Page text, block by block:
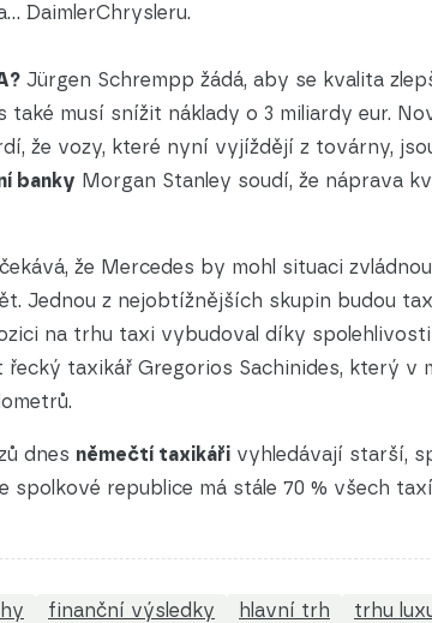
DaimlerChrysleru.
Jürgen Schrempp žádá, aby se kvalita
také musí snížit náklady o 3 miliardy eur.
že vozy, které nyní vyjíždějí z továrny,
banky Morgan Stanley soudí, že náprava
že Mercedes by mohl situaci
Jednou z nejobtížnějších skupin budou
na trhu taxi vybudoval díky
taxikář Gregorios Sachinides, který v
dnes němečtí taxikáři vyhledávají starší,
spolkové republice má stále 70 % všech
finanční výsledky hlavní trh trhu